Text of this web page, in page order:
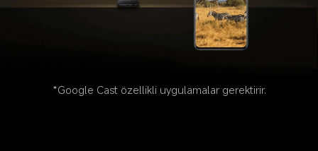
*Google Cast özellikli uygulamalar gerektirir.